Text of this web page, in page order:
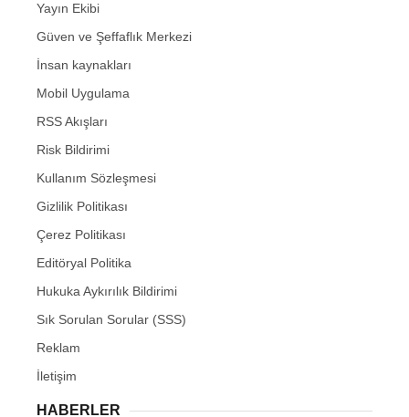
Yayın Ekibi
Güven ve Şeffaflık Merkezi
İnsan kaynakları
Mobil Uygulama
RSS Akışları
Risk Bildirimi
Kullanım Sözleşmesi
Gizlilik Politikası
Çerez Politikası
Editöryal Politika
Hukuka Aykırılık Bildirimi
Sık Sorulan Sorular (SSS)
Reklam
İletişim
HABERLER